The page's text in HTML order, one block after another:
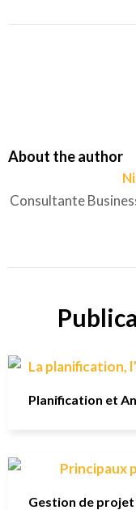
About the author
Consultante
Planification et
Gestion de projet